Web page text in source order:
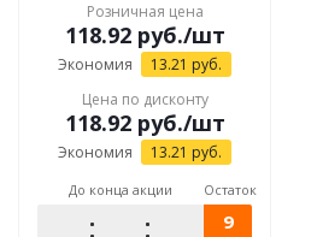
Розничная цена
118.92руб./шт
Экономия 13.21 руб.
Цена по дисконту
118.92руб./шт
Экономия 13.21 руб.
До конца акции Остаток
9